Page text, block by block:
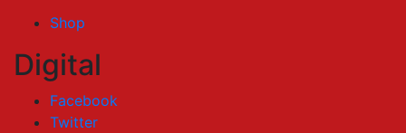
Shop
Digital
Facebook
Twitter